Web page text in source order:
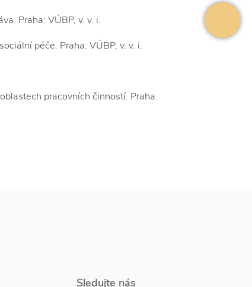
Praha: VÚBP, v. v. i.
péče. Praha: VÚBP, v. v. i.
pracovních činností. Praha:
Sledujte nás